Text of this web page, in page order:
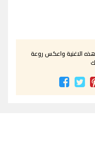
الاغنية واعكس روعة